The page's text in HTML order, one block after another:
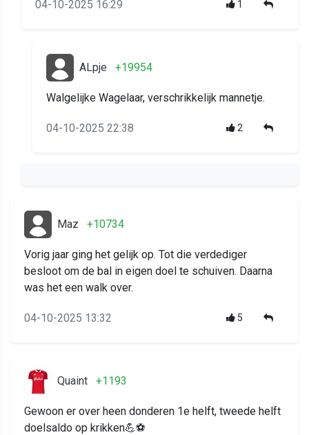
04-10-2025 16:29 1
ALpje +19954
Walgelijke Wagelaar, verschrikkelijk mannetje.
04-10-2025 22:38 2
Maz +10734
Vorig jaar ging het gelijk op. Tot die verdediger
besloot om de bal in eigen doel te schuiven. Daarna
was het een walk over.
04-10-2025 13:32 5
Quaint +1193
Gewoon er over heen donderen 1e helft, tweede helft
doelsaldo op krikken💪⚽️